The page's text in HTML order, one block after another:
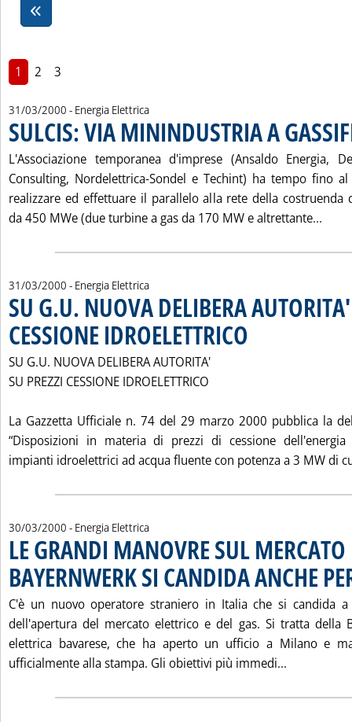
1 2 3
31/03/2000 - Energia Elettrica
SULCIS: VIA MININDUSTRIA A
. Pubblicata venerdì 31 marzo 2000 alle 16.36.
L'Associazione temporanea d'imprese (Ansaldo Energia,
Consulting, Nordelettrica-Sondel e Techint) ha tempo fino
realizzare ed effettuare il parallelo alla rete della costruenda
da 450 MWe (due turbine a gas da 170 MW e altrettante...
31/03/2000 - Energia Elettrica
SU G.U. NUOVA DELIBERA
CESSIONE IDROELETTRICO
SU G.U. NUOVA DELIBERA AUTORITA'
SU PREZZI CESSIONE IDROELETTRICO
La Gazzetta Ufficiale n. 74 del 29 marzo 2000 pubblica la
“Disposizioni in materia di prezzi di cessione
impianti idroelettrici ad acqua fluente con potenza a 3 MW di
30/03/2000 - Energia Elettrica
LE GRANDI MANOVRE SUL MERCATO
BAYERNWERK SI CANDIDA ANCHE
C'è un nuovo operatore straniero in Italia che si candida
dell'apertura del mercato elettrico e del gas. Si tratta della
elettrica bavarese, che ha aperto un ufficio a Milano e
ufficialmente alla stampa. Gli obiettivi più immedi...